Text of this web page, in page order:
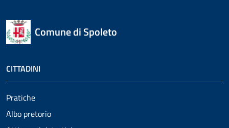
Comune di Spoleto
CITTADINI
Pratiche
Albo pretorio